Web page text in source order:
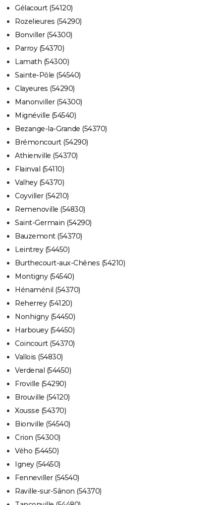
Gélacourt (54120)
Rozelieures (54290)
Bonviller (54300)
Parroy (54370)
Lamath (54300)
Sainte-Pôle (54540)
Clayeures (54290)
Manonviller (54300)
Mignéville (54540)
Bezange-la-Grande (54370)
Brémoncourt (54290)
Athienville (54370)
Flainval (54110)
Valhey (54370)
Coyviller (54210)
Remenoville (54830)
Saint-Germain (54290)
Bauzemont (54370)
Leintrey (54450)
Burthecourt-aux-Chênes (54210)
Montigny (54540)
Hénaménil (54370)
Reherrey (54120)
Nonhigny (54450)
Harbouey (54450)
Coincourt (54370)
Vallois (54830)
Verdenal (54450)
Froville (54290)
Brouville (54120)
Xousse (54370)
Bionville (54540)
Crion (54300)
Vého (54450)
Igney (54450)
Fenneviller (54540)
Raville-sur-Sânon (54370)